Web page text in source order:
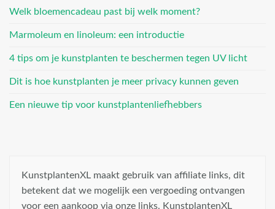
Welk bloemencadeau past bij welk moment?
Marmoleum en linoleum: een introductie
4 tips om je kunstplanten te beschermen tegen UV licht
Dit is hoe kunstplanten je meer privacy kunnen geven
Een nieuwe tip voor kunstplantenliefhebbers
KunstplantenXL maakt gebruik van affiliate links, dit
betekent dat we mogelijk een vergoeding ontvangen
voor een aankoop via onze links. KunstplantenXL